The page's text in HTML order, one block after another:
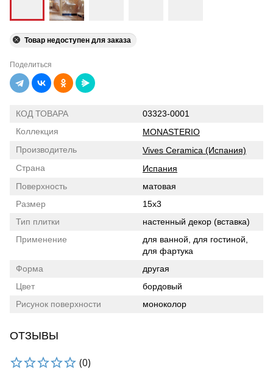
Товар недоступен для заказа
Поделиться
КОД ТОВАРА
03323-0001
Коллекция
MONASTERIO
Производитель
Vives Ceramica (Испания)
Страна
Испания
Поверхность
матовая
Размер
15x3
Тип плитки
настенный декор (вставка)
Применение
для ванной, для гостиной,
для фартука
Форма
другая
Цвет
бордовый
Рисунок поверхности
моноколор
ОТЗЫВЫ
(0)